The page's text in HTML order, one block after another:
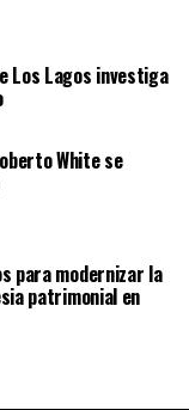
Los Lagos investiga
White se
para modernizar la
patrimonial en